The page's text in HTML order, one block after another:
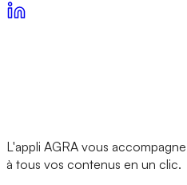
L'appli AGRA vous
à tous vos contenus en un clic.